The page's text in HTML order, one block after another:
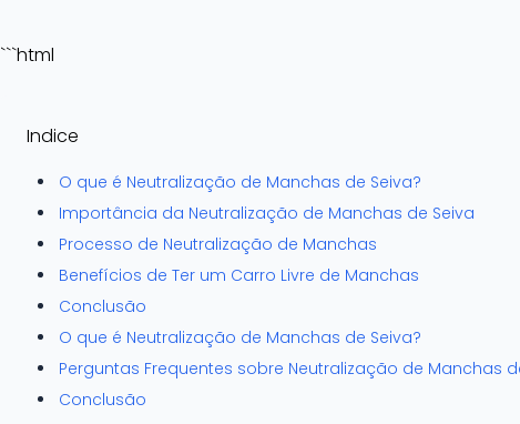
```html
Indice
O que é Neutralização de Manchas de Seiva?
Importância da Neutralização de Manchas de Seiva
Processo de Neutralização de Manchas
Benefícios de Ter um Carro Livre de Manchas
Conclusão
O que é Neutralização de Manchas de Seiva?
Perguntas Frequentes sobre Neutralização de Manchas
Conclusão